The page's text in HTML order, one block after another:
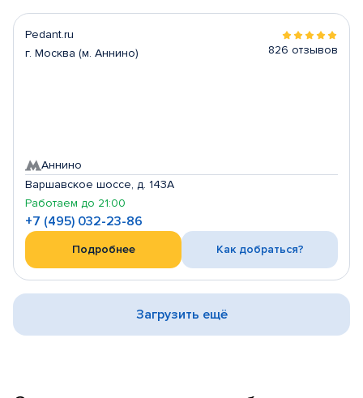
Pedant.ru
г. Москва (м. Аннино)
826 отзывов
Аннино
Варшавское шоссе, д. 143А
Работаем до 21:00
+7 (495) 032-23-86
Подробнее Как добраться?
Загрузить ещё